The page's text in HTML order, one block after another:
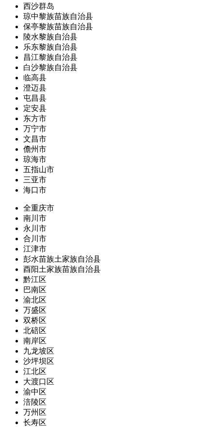
西沙群岛
琼中黎族苗族自治县
保亭黎族苗族自治县
陵水黎族自治县
乐东黎族自治县
昌江黎族自治县
白沙黎族自治县
临高县
澄迈县
屯昌县
定安县
东方市
万宁市
文昌市
儋州市
琼海市
五指山市
三亚市
海口市
全重庆市
南川市
永川市
合川市
江津市
彭水苗族土家族自治县
酉阳土家族苗族自治县
黔江区
巴南区
渝北区
万盛区
双桥区
北碚区
南岸区
九龙坡区
沙坪坝区
江北区
大渡口区
渝中区
涪陵区
万州区
长寿区